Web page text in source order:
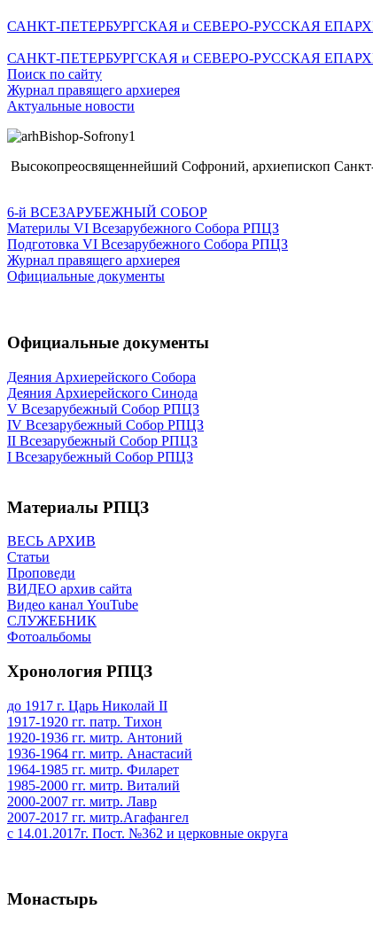
САНКТ-ПЕТЕРБУРГСКАЯ и СЕВЕРО-РУССКАЯ
САНКТ-ПЕТЕРБУРГСКАЯ и СЕВЕРО-РУССКАЯ
Поиск по сайту
Журнал правящего архиерея
Актуальные новости
Высокопреосвященнейший Софроний, архиепископ
6-й ВСЕЗАРУБЕЖНЫЙ СОБОР
Материлы VI Всезарубежного Собора РПЦЗ
Подготовка VI Всезарубежного Собора РПЦЗ
Журнал правящего архиерея
Официальные документы
Официальные документы
Деяния Архиерейского Собора
Деяния Архиерейского Синода
V Всезарубежный Собор РПЦЗ
IV Всезарубежный Собор РПЦЗ
II Всезарубежный Собор РПЦЗ
I Всезарубежный Собор РПЦЗ
Материалы РПЦЗ
ВЕСЬ АРХИВ
Статьи
Проповеди
ВИДЕО архив сайта
Видео канал YouTube
СЛУЖЕБНИК
Фотоальбомы
Хронология РПЦЗ
до 1917 г. Царь Николай II
1917-1920 гг. патр. Тихон
1920-1936 гг. митр. Антоний
1936-1964 гг. митр. Анастасий
1964-1985 гг. митр. Филарет
1985-2000 гг. митр. Виталий
2000-2007 гг. митр. Лавр
2007-2017 гг. митр.Агафангел
с 14.01.2017г. Пост. №362 и церковные округа
Монастырь